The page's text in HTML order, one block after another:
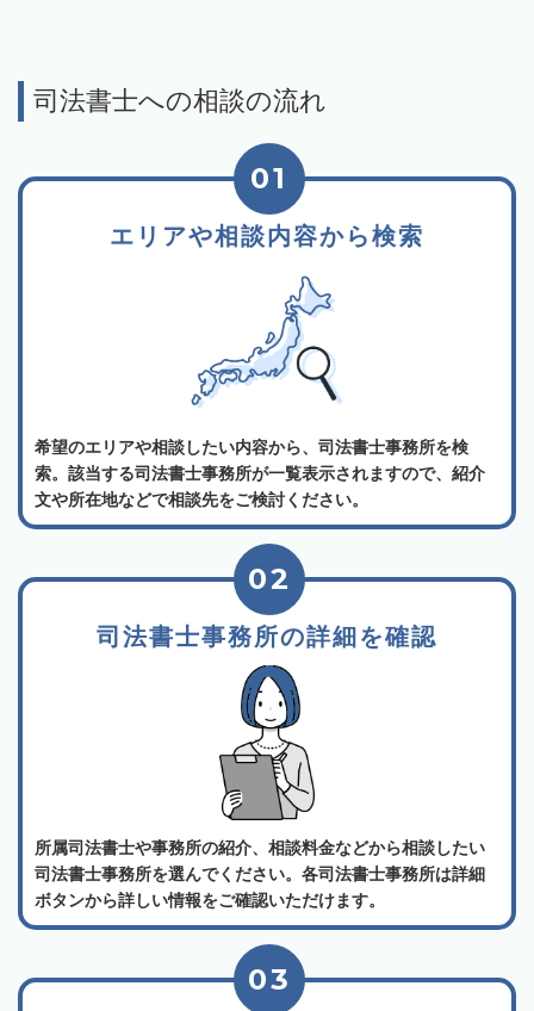
司法書士への相談の流れ
エリアや相談内容から検索
01
希望のエリアや相談したい内容から、司法書士事務所を検
索。該当する司法書士事務所が一覧表示されますので、紹介
文や所在地などで相談先をご検討ください。
司法書士事務所の詳細を確認
02
所属司法書士や事務所の紹介、相談料金などから相談したい
司法書士事務所を選んでください。各司法書士事務所は詳細
ボタンから詳しい情報をご確認いただけます。
03